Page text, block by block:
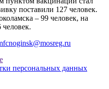
поставили 127 человек.
– 99 человек, на
персональных данных